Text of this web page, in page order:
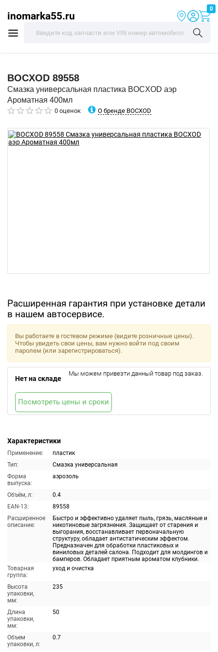
inomarka55.ru
0
BOCXOD 89558
Смазка универсальная пластика BOCXOD аэр
Ароматная 400мл
0 оценок О бренде BOCXOD
Расширенная гарантия при установке детали
в нашем автосервисе.
Характеристики
Применение:
пластик
Тип:
Смазка универсальная
Форма
выпуска:
аэрозоль
Объём, л:
0.4
EAN-13:
89558
Расширенное
описание:
Быстро и эффективно удаляет пыль, грязь, масляные и
никотиновые загрязнения. Защищает от старения и
выгорания, восстанавливает первоначальную
структуру, обладает антистатическим эффектом.
Предназначен для обработки пластиковых и
виниловых деталей салона. Подходит для молдингов и
бамперов. Обладает приятным ароматом клубники.
Товарная
группа:
уход и очистка
Высота
упаковки,
мм:
235
Длина
упаковки,
мм:
50
Объем
упаковки, л:
0.7
Вы работаете в гостевом режиме (видите розничные цены).
Чтобы увидеть свои цены, вам нужно войти под своим
паролем (или зарегистрироваться).
Нет на складе
Мы можем привезти данный товар под заказ.
Посмотреть цены и сроки